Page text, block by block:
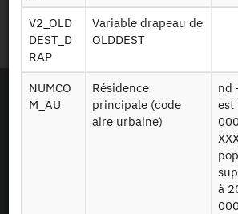
V2_OLD
DEST_D
RAP
Variable drapeau de
OLDDEST
NUMCO
M_AU
Résidence
principale (code
aire urbaine)
nd - Si la population
est
à
Plan du site